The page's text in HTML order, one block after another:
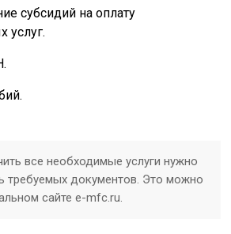
субсидий на оплату
услуг.
все необходимые услуги нужно
требуемых документов. Это можно
сайте e-mfc.ru.